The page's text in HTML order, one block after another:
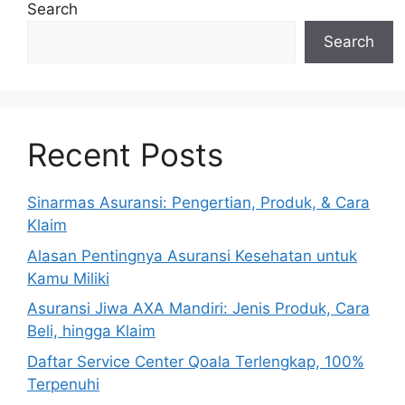
Search
Search
Recent Posts
Sinarmas Asuransi: Pengertian, Produk, & Cara
Klaim
Alasan Pentingnya Asuransi Kesehatan untuk
Kamu Miliki
Asuransi Jiwa AXA Mandiri: Jenis Produk, Cara
Beli, hingga Klaim
Daftar Service Center Qoala Terlengkap, 100%
Terpenuhi